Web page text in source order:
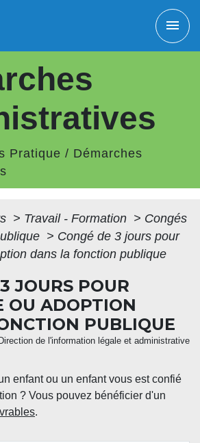
menu
Pratique / Démarches
> Travail - Formation > Congés
> Congé de 3 jours pour
dans la fonction publique
JOURS POUR
OU ADOPTION
PUBLIQUE
de l'information légale et administrative
enfant ou un enfant vous est confié
? Vous pouvez bénéficier d'un
.